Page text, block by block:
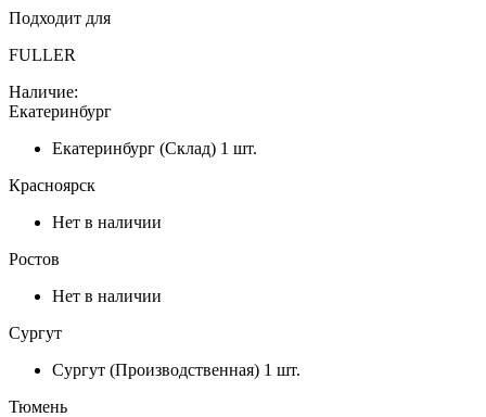
Подходит для
FULLER
Наличие:
Екатеринбург
Екатеринбург (Склад) 1 шт.
Красноярск
Нет в наличии
Ростов
Нет в наличии
Сургут
Сургут (Производственная) 1 шт.
Тюмень